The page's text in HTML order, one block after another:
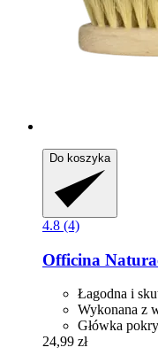
Do koszyka
4.8 (4)
Officina
Łagodna i
Wykonana z
Główka
24,99 zł